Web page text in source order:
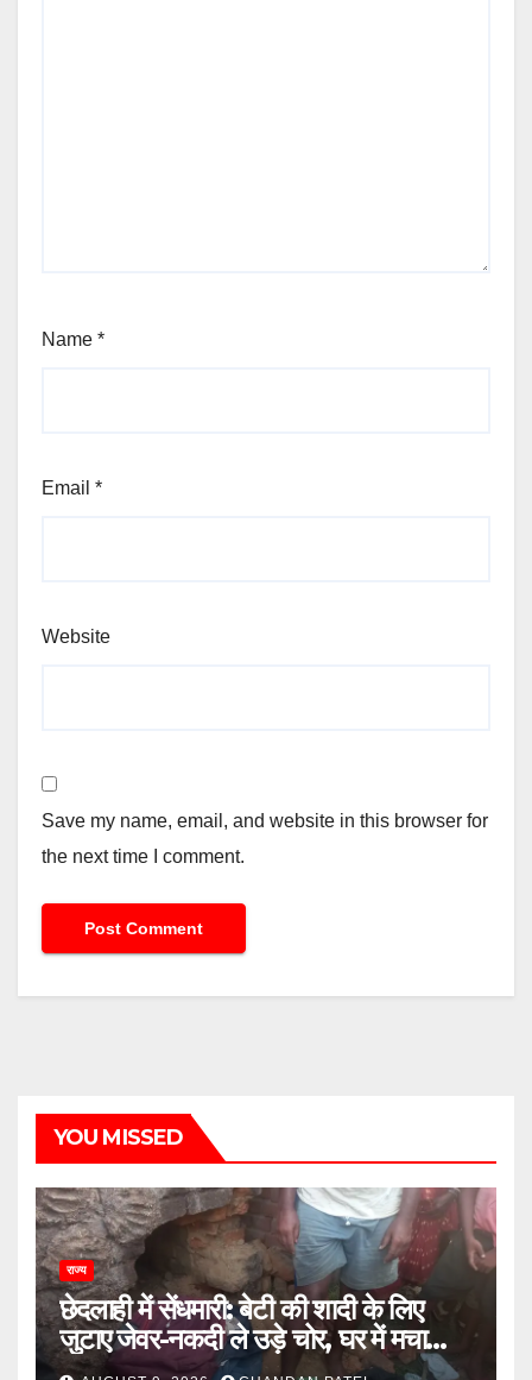
Name *
Email *
Website
Save my name, email, and website in this browser for
the next time I comment.
YOU MISSED
राज्य
छेदलाही में सेंधमारी: बेटी की शादी के लिए
जुटाए जेवर-नकदी ले उड़े चोर, घर में मचा
कोहराम